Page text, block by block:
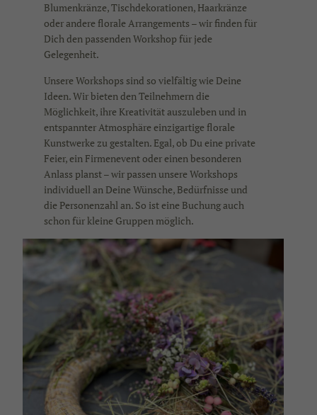
Blumenkränze, Tischdekorationen, Haarkränze
oder andere florale Arrangements – wir finden für
Dich den passenden Workshop für jede
Gelegenheit.
Unsere Workshops sind so vielfältig wie Deine
Ideen. Wir bieten den Teilnehmern die
Möglichkeit, ihre Kreativität auszuleben und in
entspannter Atmosphäre einzigartige florale
Kunstwerke zu gestalten. Egal, ob Du eine private
Feier, ein Firmenevent oder einen besonderen
Anlass planst – wir passen unsere Workshops
individuell an Deine Wünsche, Bedürfnisse und
die Personenzahl an. So ist eine Buchung auch
schon für kleine Gruppen möglich.